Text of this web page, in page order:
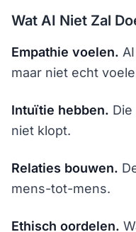
Wat AI Niet Zal
Empathie voelen.
maar niet echt
Intuïtie hebben.
niet klopt.
Relaties bouwen.
mens-tot-mens.
Ethisch oordelen.